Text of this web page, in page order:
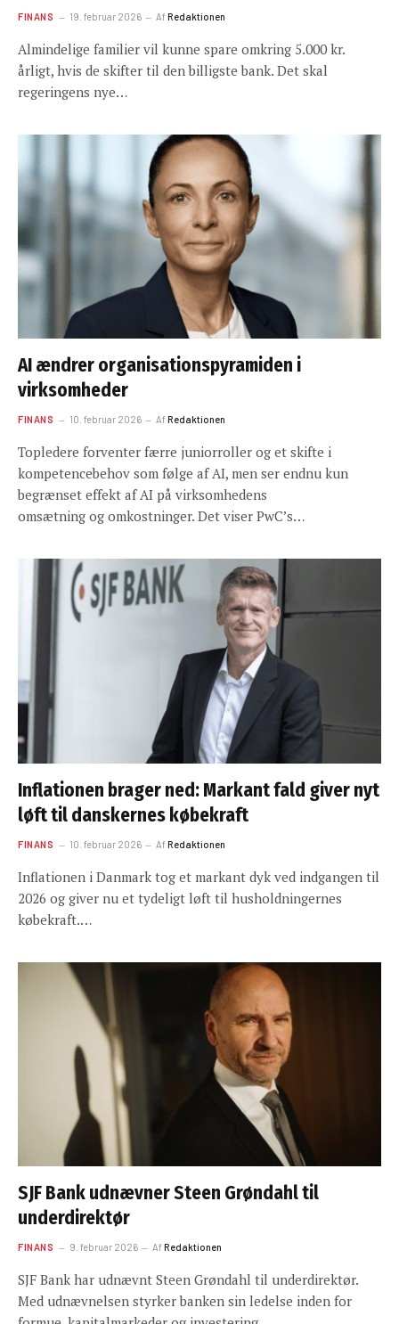
FINANS 19. februar 2026 AfRedaktionen
Almindelige familier vil kunne spare omkring 5.000 kr.
årligt, hvis de skifter til den billigste bank. Det skal
regeringens nye…
AI ændrer organisationspyramiden i
virksomheder
FINANS 10. februar 2026 AfRedaktionen
Topledere forventer færre juniorroller og et skifte i
kompetencebehov som følge af AI, men ser endnu kun
begrænset effekt af AI på virksomhedens
omsætning og omkostninger. Det viser PwC’s…
Inflationen brager ned: Markant fald giver nyt
løft til danskernes købekraft
FINANS 10. februar 2026 AfRedaktionen
Inflationen i Danmark tog et markant dyk ved indgangen til
2026 og giver nu et tydeligt løft til husholdningernes
købekraft.…
SJF Bank udnævner Steen Grøndahl til
underdirektør
FINANS 9. februar 2026 AfRedaktionen
SJF Bank har udnævnt Steen Grøndahl til underdirektør.
Med udnævnelsen styrker banken sin ledelse inden for